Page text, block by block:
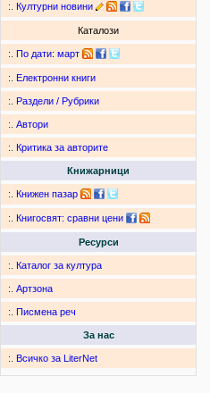
:. Културни новини
Каталози
:. По дати: март
:. Електронни книги
:. Раздели / Рубрики
:. Автори
:. Критика за авторите
Книжарници
:. Книжен пазар
:. Книгосвят: сравни цени
Ресурси
:. Каталог за култура
:. Артзона
:. Писмена реч
За нас
:. Всичко за LiterNet